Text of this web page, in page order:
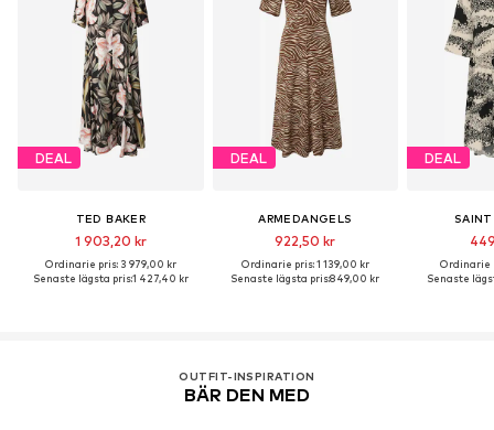
DEAL
TED BAKER
1 903,20 kr
Ordinarie pris: 3 979,00 kr
Senaste lägsta pris:1 427,40 kr
DEAL
ARMEDANGELS
922,50 kr
Ordinarie pris: 1 139,00 kr
Senaste lägsta pris:849,00 kr
DEAL
Ordinarie
Senaste
OUTFIT-INSPIRATION
BÄR DEN MED